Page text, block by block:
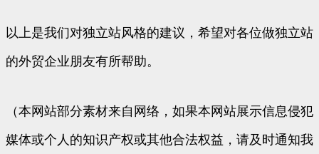
以上是我们对独立站风格的建议，希望对各位做独立站
的外贸企业朋友有所帮助。
（本网站部分素材来自网络，如果本网站展示信息侵犯
媒体或个人的知识产权或其他合法权益，请及时通知我